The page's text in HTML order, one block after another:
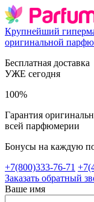
Крупнейший
оригинальной
Бесплатная доставка
УЖЕ сегодня
100%
Гарантия
всей парфюмерии
Бонусы на каждую
+7(800)333-76-71
Заказать обратный
Ваше имя